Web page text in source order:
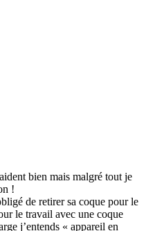
bien mais malgré tout je
!
de retirer sa coque pour le
le travail avec une coque
j’entends « appareil en